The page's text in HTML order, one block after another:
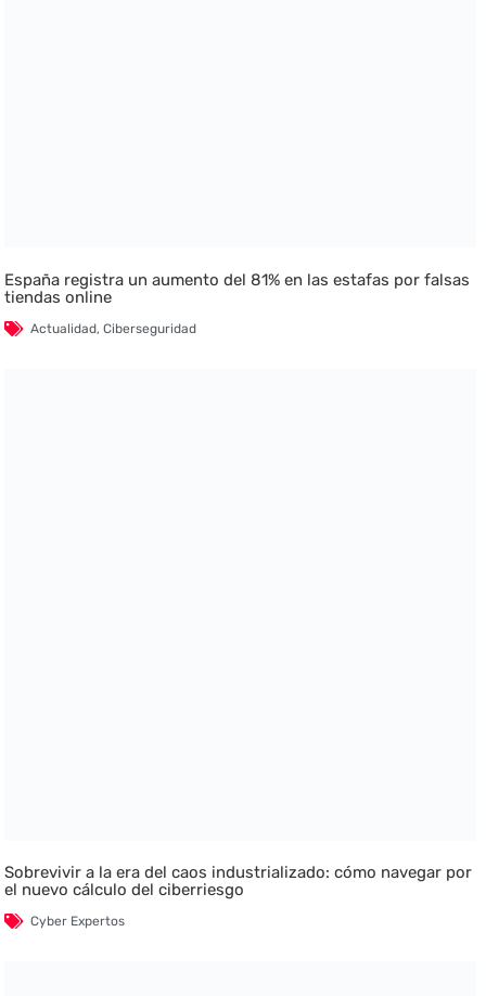
España registra un aumento del 81% en las estafas por falsas
tiendas online
Actualidad,Ciberseguridad
Sobrevivir a la era del caos industrializado: cómo navegar por
el nuevo cálculo del ciberriesgo
Cyber Expertos